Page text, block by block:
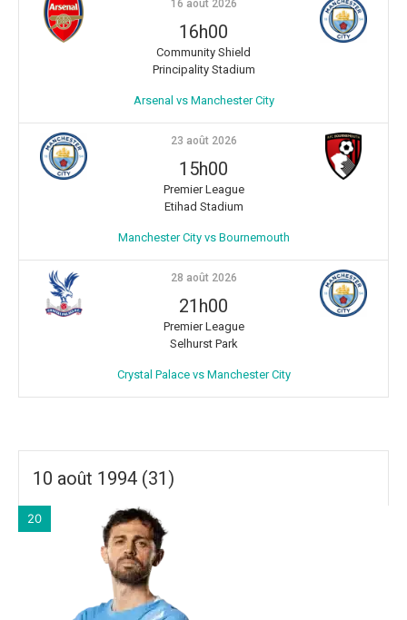
16 août 2026
16h00
Community Shield
Principality Stadium
Arsenal vs Manchester City
23 août 2026
15h00
Premier League
Etihad Stadium
Manchester City vs Bournemouth
28 août 2026
21h00
Premier League
Selhurst Park
Crystal Palace vs Manchester City
10 août 1994 (31)
20